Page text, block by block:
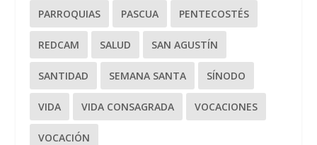
PARROQUIAS PASCUA PENTECOSTÉS
REDCAM SALUD SAN AGUSTÍN
SANTIDAD SEMANA SANTA SÍNODO
VIDA VIDA CONSAGRADA VOCACIONES
VOCACIÓN